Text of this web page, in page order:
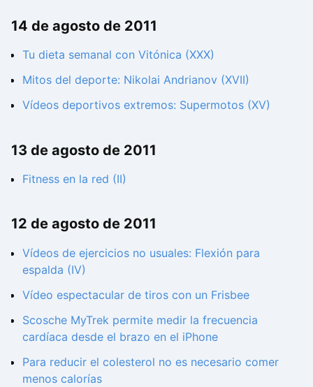
14 de agosto de 2011
Tu dieta semanal con Vitónica (XXX)
Mitos del deporte: Nikolai Andrianov (XVII)
Vídeos deportivos extremos: Supermotos (XV)
13 de agosto de 2011
Fitness en la red (II)
12 de agosto de 2011
Vídeos de ejercicios no usuales: Flexión para
espalda (IV)
Vídeo espectacular de tiros con un Frisbee
Scosche MyTrek permite medir la frecuencia
cardíaca desde el brazo en el iPhone
Para reducir el colesterol no es necesario comer
menos calorías